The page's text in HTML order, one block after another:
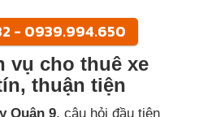
- 0939.994.650
vụ cho thuê xe
thuận tiện
Quận 9, câu hỏi đầu tiên